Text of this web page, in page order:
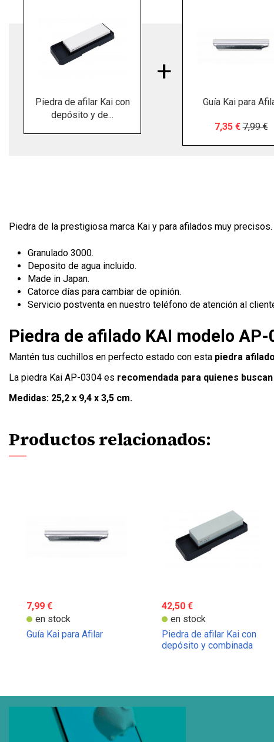
Piedra de afilar Kai con
depósito y de...
Guía Kai para
7,35 € 7,99 €
Piedra de la prestigiosa marca Kai y para afilados muy precisos.
Granulado 3000.
Deposito de agua incluido.
Made in Japan.
Catorce días para cambiar de opinión.
Servicio postventa en nuestro teléfono de atención al
Piedra de afilado KAI modelo
Mantén tus cuchillos en perfecto estado con esta piedra
La piedra Kai AP-0304 es recomendada para quienes
Medidas: 25,2 x 9,4 x 3,5 cm.
Productos relacionados:
7,99 €
en stock
Guía Kai para Afilar
42,50 €
en stock
Piedra de afilar Kai con
depósito y combinada